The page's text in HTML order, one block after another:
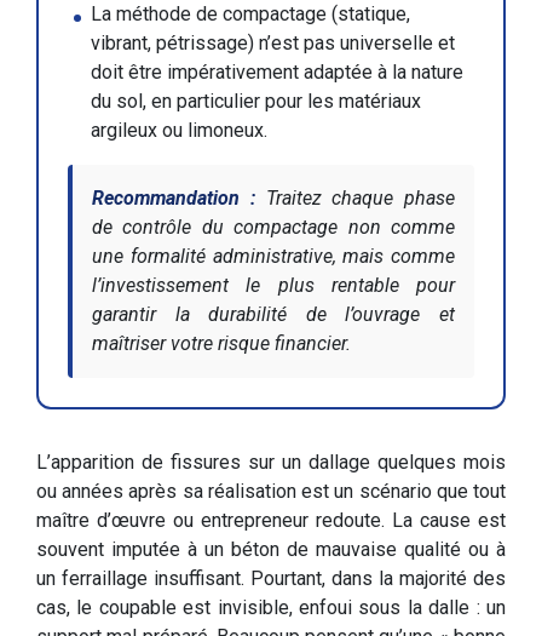
La méthode de compactage (statique,
vibrant, pétrissage) n’est pas universelle et
doit être impérativement adaptée à la nature
du sol, en particulier pour les matériaux
argileux ou limoneux.
Recommandation :Traitez chaque phase
de contrôle du compactage non comme
une formalité administrative, mais comme
l’investissement le plus rentable pour
garantir la durabilité de l’ouvrage et
maîtriser votre risque financier.
L’apparition de fissures sur un dallage quelques mois
ou années après sa réalisation est un scénario que tout
maître d’œuvre ou entrepreneur redoute. La cause est
souvent imputée à un béton de mauvaise qualité ou à
un ferraillage insuffisant. Pourtant, dans la majorité des
cas, le coupable est invisible, enfoui sous la dalle : un